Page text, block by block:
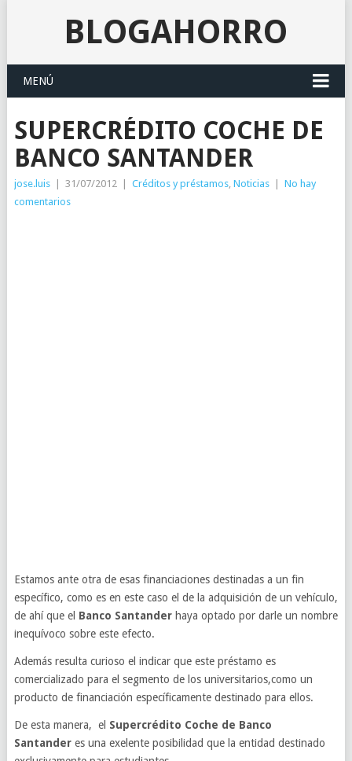
BLOGAHORRO
MENÚ
SUPERCRÉDITO COCHE DE
BANCO SANTANDER
jose.luis 31/07/2012 Créditos y préstamos, Noticias
No hay
comentarios
Estamos ante otra de esas financiaciones destinadas a un fin
específico, como es en este caso el de la adquisición de un vehículo,
de ahí que el Banco Santanderhaya optado por darle un nombre
inequívoco sobre este efecto.
Además resulta curioso el indicar que este préstamo es
comercializado para el segmento de los universitarios,como un
producto de financiación específicamente destinado para ellos.
De esta manera, el Supercrédito Coche de Banco
Santander es una exelente posibilidad que la entidad destinado